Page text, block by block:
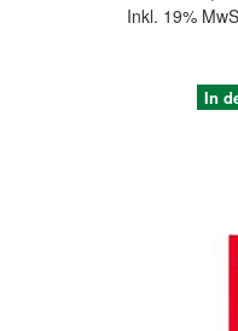
Inkl. 19%
In